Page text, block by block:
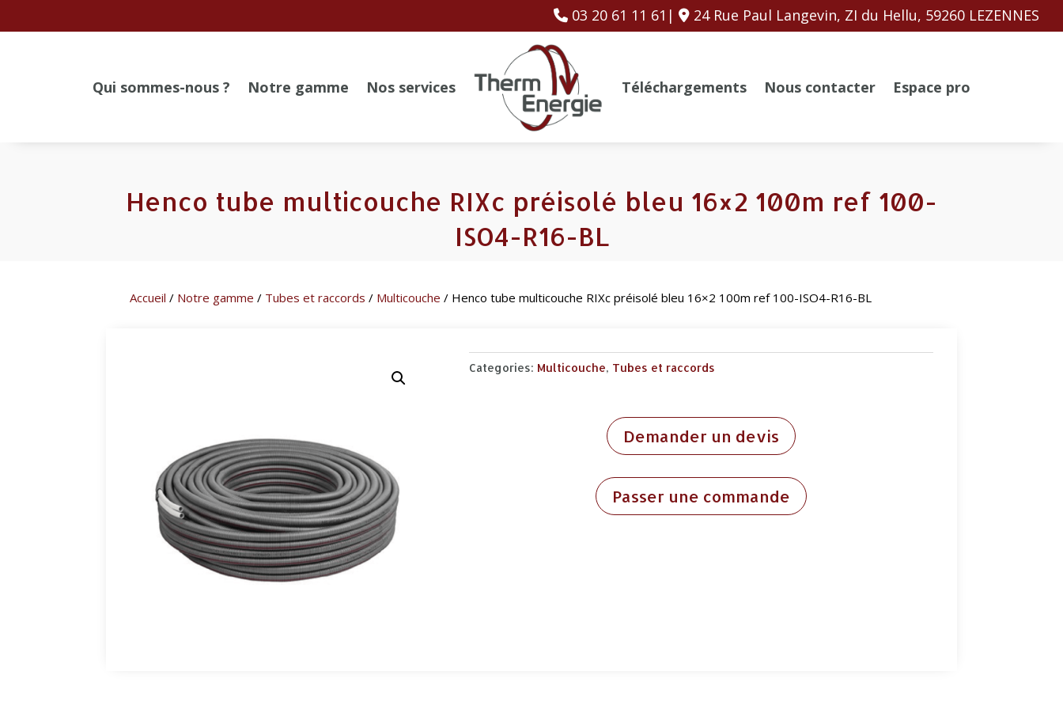
03 20 61 11 61| 24 Rue Paul Langevin, ZI du Hellu, 59260 LEZENNES
Qui sommes-nous ? Notre gamme Nos services Téléchargements Nous contacter Espace pro
Henco tube multicouche RIXc préisolé bleu 16×2 100m ref 100-
ISO4-R16-BL
Accueil / Notre gamme / Tubes et raccords / Multicouche / Henco tube multicouche RIXc préisolé bleu 16×2 100m ref 100-ISO4-R16-BL
Categories: Multicouche, Tubes et raccords
Demander un devis
Passer une commande